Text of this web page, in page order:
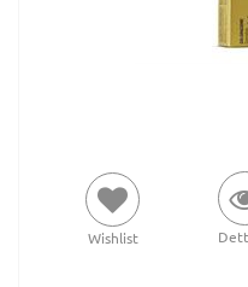
Wishlist